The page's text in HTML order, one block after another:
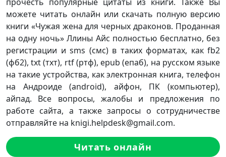
можете читать онлайн или скачать полную версию
книги «Чужая жена для черных драконов. Проданная
на одну ночь» Ллины Айс полностью бесплатно, без
регистрации и sms (смс) в таких форматах, как fb2
(фб2), txt (тхт), rtf (ртф), epub (епаб), на русском языке
на такие устройства, как электронная книга, телефон
на Андроиде (android), айфон, ПК (компьютер),
айпад. Все вопросы, жалобы и предложения по
работе сайта, а также запросы о сотрудничестве
отправляйте на knigi.helpdesk@gmail.com.
Читать онлайн